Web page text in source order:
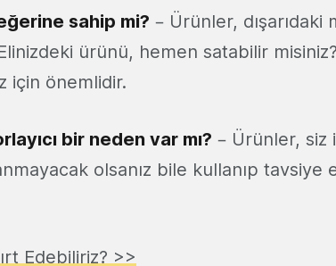
sahip mi? – Ürünler, dışarıdaki
ürünü, hemen satabilir
için önemlidir.
bir neden var mı? – Ürünler, siz
olsanız bile kullanıp tavsiye
Edebiliriz? >>